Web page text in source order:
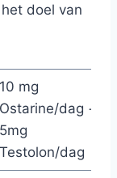
doel van
10 mg
Ostarine/dag +
5mg
Testolon/dag